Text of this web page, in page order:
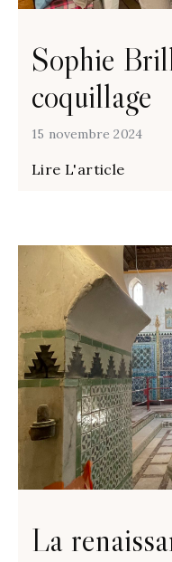
Sophie
coquillage
15 novembre 2024
Lire L'article
La